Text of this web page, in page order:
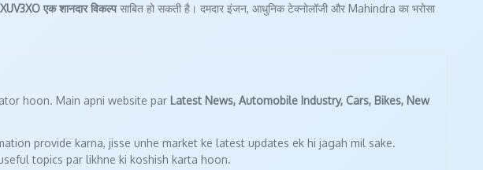
एक शानदार विकल्पसाबित हो सकती है। दमदार इंजन, आधुनिक टेक्नोलॉजी और Mahindra का भरोसा
hoon. Main apni website par Latest News, Automobile Industry, Cars, Bikes, New
provide karna, jisse unhe market ke latest updates ek hi jagah mil sake.
topics par likhne ki koshish karta hoon.